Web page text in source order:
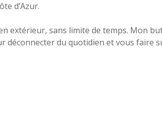
d’Azur.
extérieur, sans limite de temps. Mon
déconnecter du quotidien et vous